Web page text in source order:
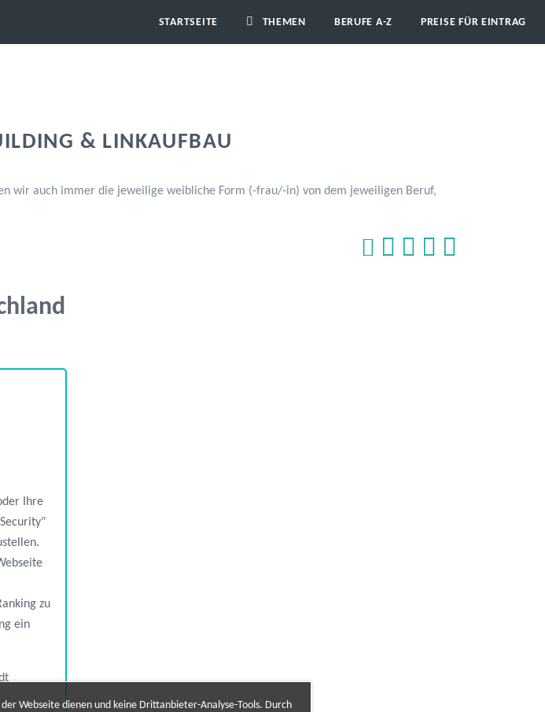
STARTSEITE THEMEN BERUFE A-Z PREISE FÜR EINTRAG
& LINKAUFBAU
wir auch immer die jeweilige weibliche Form (-frau/-in) von dem jeweiligen Beruf,
Ihre
zu
ein
Webseite dienen und keine Drittanbieter-Analyse-Tools. Durch